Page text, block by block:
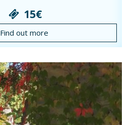
15€
Find out more